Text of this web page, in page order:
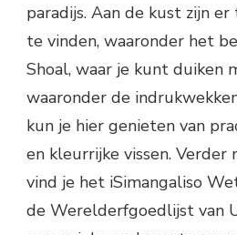
paradijs. Aan de kust zijn
te vinden, waaronder het
Shoal, waar je kunt duiken
waaronder de
kun je hier genieten van
en kleurrijke vissen. Verder
vind je het iSimangaliso
de Werelderfgoedlijst van